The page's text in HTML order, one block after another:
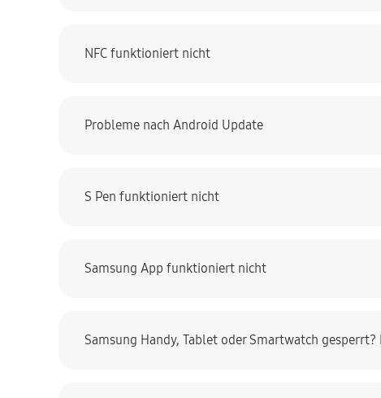
NFC funktioniert nicht
Probleme nach Android Update
S Pen funktioniert nicht
Samsung App funktioniert nicht
Samsung Handy, Tablet oder Smartwatch